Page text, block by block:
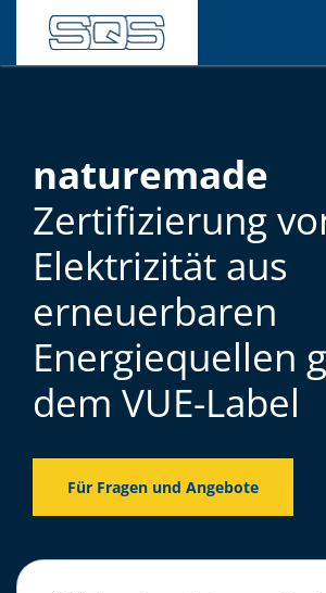
Inhalt
naturemade
Zertifizierung
Elektrizität aus
erneuerbaren
Energiequellen
dem VUE-Label
Für Fragen und Angebote